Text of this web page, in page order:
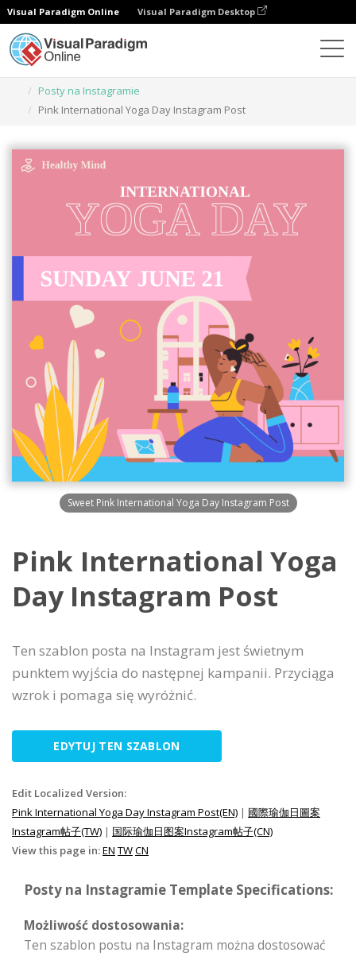
Visual Paradigm Online Visual Paradigm Desktop
Posty na Instagramie
Pink International Yoga Day Instagram Post
Sweet Pink International Yoga Day Instagram Post
Pink International Yoga
Day Instagram Post
Ten szablon posta na Instagram jest świetnym
punktem wyjścia do następnej kampanii. Przyciąga
wzrok i pomaga się wyróżnić.
EDYTUJ TEN SZABLON
Edit Localized Version:
Pink International Yoga Day Instagram Post(EN) | 國際瑜伽日圖案
Instagram帖子(TW) | 国际瑜伽日图案Instagram帖子(CN)
View this page in:EN TWCN
Posty na Instagramie Template Specifications:
Możliwość dostosowania:
Ten szablon postu na Instagram można dostosować